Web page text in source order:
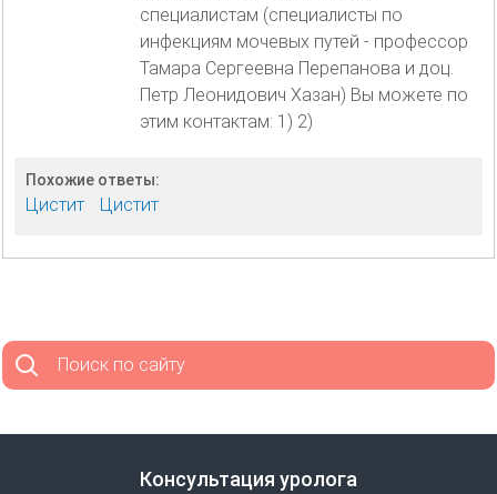
специалистам (специалисты по
инфекциям мочевых путей - профессор
Тамара Сергеевна Перепанова и доц.
Петр Леонидович Хазан) Вы можете по
этим контактам: 1) 2)
Похожие ответы:
Цистит Цистит
Поиск по сайту
Консультация уролога